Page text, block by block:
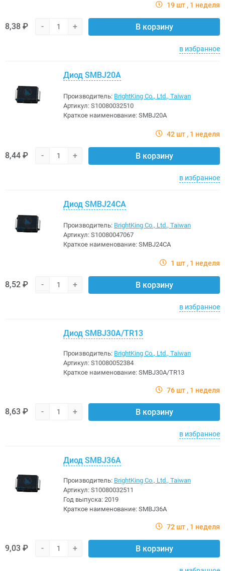
19 шт 1 неделя
8,38 ₽ - + В корзину
в избранное
Диод SMBJ20A
Производитель: BrightKing Co., Ltd., Taiwan
Артикул: S10080032510
Краткое наименование: SMBJ20A
42 шт 1 неделя
8,44 ₽ - + В корзину
в избранное
Диод SMBJ24CA
Производитель: BrightKing Co., Ltd., Taiwan
Артикул: S10080047067
Краткое наименование: SMBJ24CA
1 шт 1 неделя
8,52 ₽ - + В корзину
в избранное
Диод SMBJ30A/TR13
Производитель: BrightKing Co., Ltd., Taiwan
Артикул: S10080052384
Краткое наименование: SMBJ30A/TR13
76 шт 1 неделя
8,63 ₽ - + В корзину
в избранное
Диод SMBJ36A
Производитель: BrightKing Co., Ltd., Taiwan
Артикул: S10080032511
Год выпуска: 2019
Краткое наименование: SMBJ36A
72 шт 1 неделя
9,03 ₽ - + В корзину